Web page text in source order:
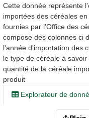
Cette donnée représente
importées des céréales
fournies par l'Office des
compose des colonnes ci
l'année d'importation des
le type de céréale à
quantité de la céréale
produit
Explorateur de